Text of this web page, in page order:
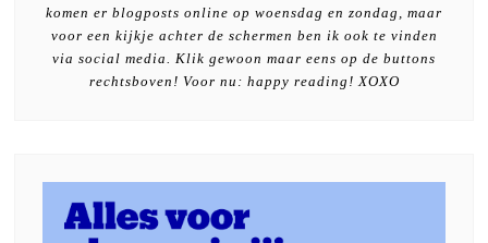
komen er blogposts online op woensdag en zondag, maar
voor een kijkje achter de schermen ben ik ook te vinden
via social media. Klik gewoon maar eens op de buttons
rechtsboven! Voor nu: happy reading! XOXO